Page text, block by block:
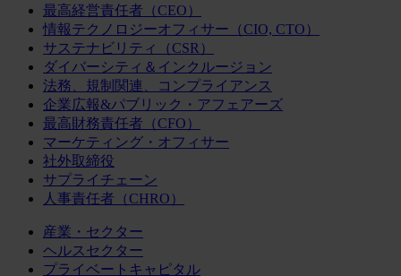
最高経営責任者（CEO）
情報テクノロジーオフィサー（CIO, CTO）
サステナビリティ（CSR）
ダイバーシティ＆インクルージョン
法務、規制関連、コンプライアンス
企業広報&パブリック・アフェアーズ
最高財務責任者（CFO）
マーケティング・オフィサー
社外取締役
サプライチェーン
人事責任者（CHRO）
産業・セクター
ヘルスセクター
プライベートキャピタル